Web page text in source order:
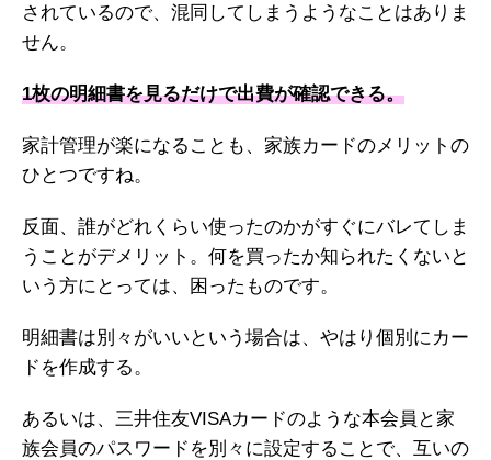
されているので、混同してしまうようなことはありま
せん。
1枚の明細書を見るだけで出費が確認できる。
家計管理が楽になることも、家族カードのメリットの
ひとつですね。
反面、誰がどれくらい使ったのかがすぐにバレてしま
うことがデメリット。何を買ったか知られたくないと
いう方にとっては、困ったものです。
明細書は別々がいいという場合は、やはり個別にカー
ドを作成する。
あるいは、三井住友VISAカードのような本会員と家
族会員のパスワードを別々に設定することで、互いの